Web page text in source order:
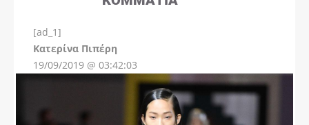
[ad_1]
Kατερίνα Πιπέρη
19/09/2019 @ 03:42:03